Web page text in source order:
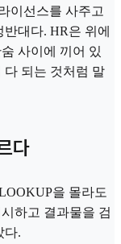
이선스를 사주고
대다. HR은 위에
사이에 끼어 있
되는 것처럼 말
다
을 몰라도
하고 결과물을 검
다.